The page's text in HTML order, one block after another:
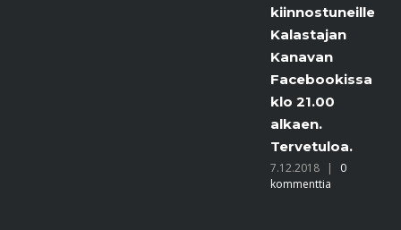
kiinnostuneille.
Kalastajan
Kanavan
Facebookissa
klo 21.00
alkaen.
Tervetuloa.
7.12.2018 | 0
kommenttia